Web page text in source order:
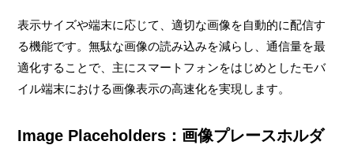
表示サイズや端末に応じて、適切な画像を自動的に配信す
る機能です。無駄な画像の読み込みを減らし、通信量を最
適化することで、主にスマートフォンをはじめとしたモバ
イル端末における画像表示の高速化を実現します。
Image Placeholders：画像プレースホルダ